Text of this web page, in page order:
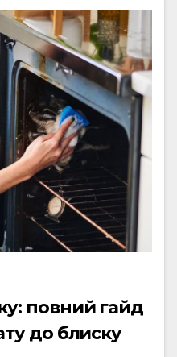
повний гайд
до блиску